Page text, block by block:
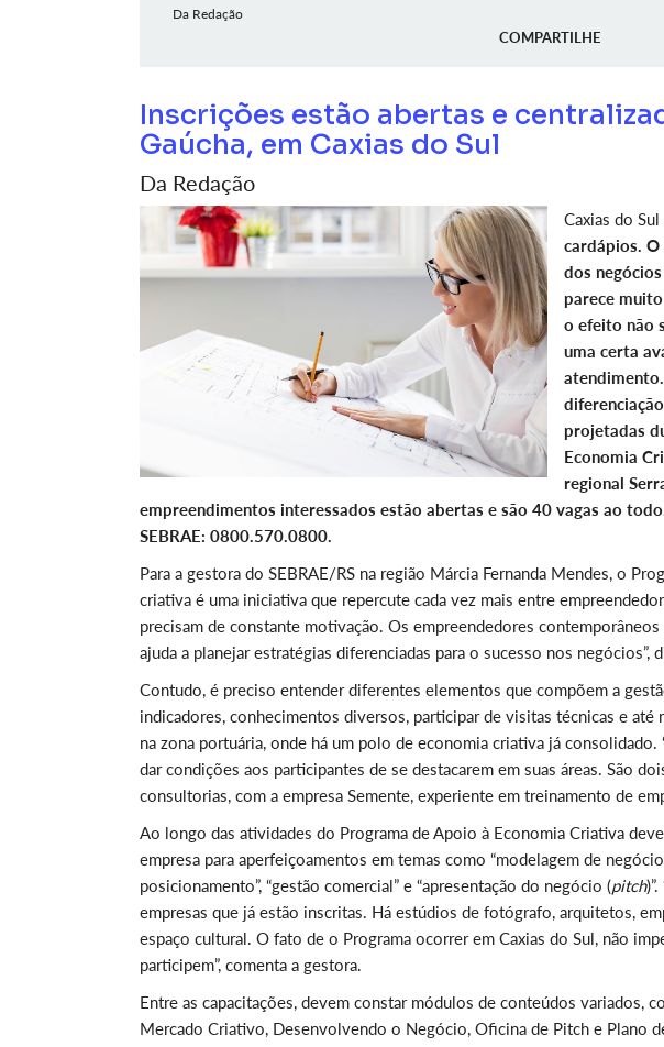
Da Redação
COMPARTILHE
Inscrições estão abertas e
Gaúcha, em Caxias do Sul
Da Redação
Caxias do Sul
cardápios.
dos
parece
o efeito não
uma certa
projetadas
Economia
regional
empreendimentos interessados estão abertas e são 40 vagas ao
SEBRAE: 0800.570.0800.
Para a gestora do SEBRAE/RS na região Márcia Fernanda Mendes, o
criativa é uma iniciativa que repercute cada vez mais entre
precisam de constante motivação. Os empreendedores
ajuda a planejar estratégias diferenciadas para o sucesso nos negócios”,
Contudo, é preciso entender diferentes elementos que compõem a
indicadores, conhecimentos diversos, participar de visitas técnicas e
na zona portuária, onde há um polo de economia criativa já
dar condições aos participantes de se destacarem em suas áreas. São
consultorias, com a empresa Semente, experiente em treinamento de
Ao longo das atividades do Programa de Apoio à Economia Criativa
empresa para aperfeiçoamentos em temas como “modelagem de
posicionamento”, “gestão comercial” e “apresentação do negócio (pitch
empresas que já estão inscritas. Há estúdios de fotógrafo, arquitetos,
espaço cultural. O fato de o Programa ocorrer em Caxias do Sul, não
participem”, comenta a gestora.
Entre as capacitações, devem constar módulos de conteúdos variados,
Mercado Criativo, Desenvolvendo o Negócio, Oficina de Pitch e Plano